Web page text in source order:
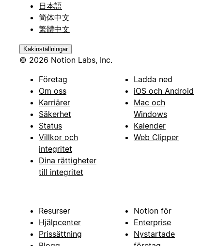
日本語
简体中文
繁體中文
Kakinställningar
© 2026 Notion Labs, Inc.
Företag
Om oss
Karriärer
Säkerhet
Status
Villkor och
integritet
Dina rättigheter
till integritet
Ladda ned
iOS och Android
Mac och
Windows
Kalender
Web Clipper
Resurser
Hjälpcenter
Prissättning
Notion för
Enterprise
Nystartade